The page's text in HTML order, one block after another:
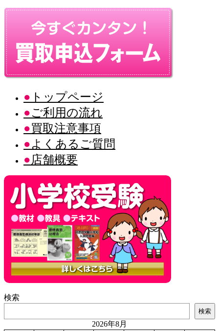
トップページ
ご利用の流れ
買取注意事項
よくあるご質問
店舗概要
検索
検索
2026年8月